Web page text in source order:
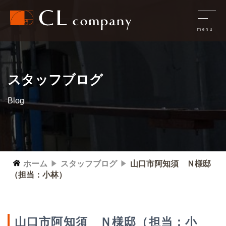
スタッフブログ
Blog
ホーム スタッフブログ
山口市阿知須 Ｎ様邸
（担当：小林）
山口市阿知須 Ｎ様邸（担当：小